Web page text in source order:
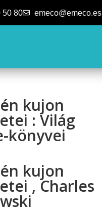
50 80 emeco@emeco.es
kujon
: Világ
könyvei
kujon
, Charles